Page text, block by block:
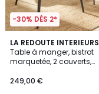
-30% DÈS 2*
LA REDOUTE INTERIEURS
Table à manger, bistrot
marquetée, 2 couverts,
249,00 €
4,8
/ 5